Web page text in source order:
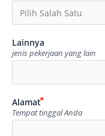
Lainnya
jenis pekerjaan yang lain
Alamat
Tempat tinggal Anda